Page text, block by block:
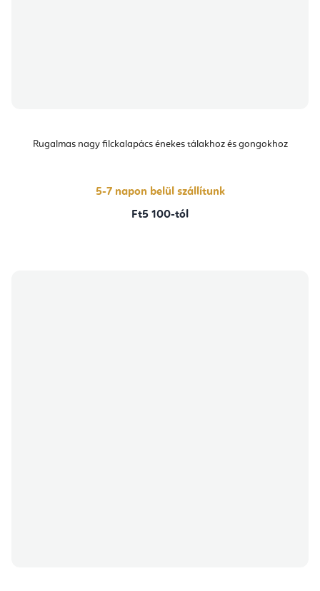
Rugalmas nagy filckalapács énekes tálakhoz és gongokhoz
5-7 napon belül szállítunk
Ft5 100-tól